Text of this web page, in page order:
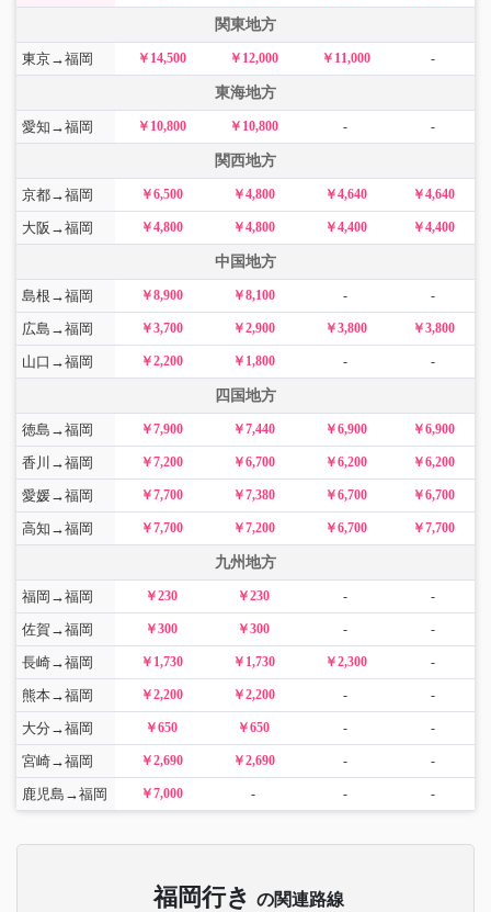
関東地方
東京→福岡 ￥14,500 ￥12,000 ￥11,000 -
東海地方
愛知→福岡 ￥10,800 ￥10,800 - -
関西地方
京都→福岡 ￥6,500 ￥4,800 ￥4,640 ￥4,640
大阪→福岡 ￥4,800 ￥4,800 ￥4,400 ￥4,400
中国地方
島根→福岡 ￥8,900 ￥8,100 - -
広島→福岡 ￥3,700 ￥2,900 ￥3,800 ￥3,800
山口→福岡 ￥2,200 ￥1,800 - -
四国地方
徳島→福岡 ￥7,900 ￥7,440 ￥6,900 ￥6,900
香川→福岡 ￥7,200 ￥6,700 ￥6,200 ￥6,200
愛媛→福岡 ￥7,700 ￥7,380 ￥6,700 ￥6,700
高知→福岡 ￥7,700 ￥7,200 ￥6,700 ￥7,700
九州地方
福岡→福岡 ￥230 ￥230 - -
佐賀→福岡 ￥300 ￥300 - -
長崎→福岡 ￥1,730 ￥1,730 ￥2,300 -
熊本→福岡 ￥2,200 ￥2,200 - -
大分→福岡 ￥650 ￥650 - -
宮崎→福岡 ￥2,690 ￥2,690 - -
鹿児島→福岡 ￥7,000 - - -
福岡行き の関連路線